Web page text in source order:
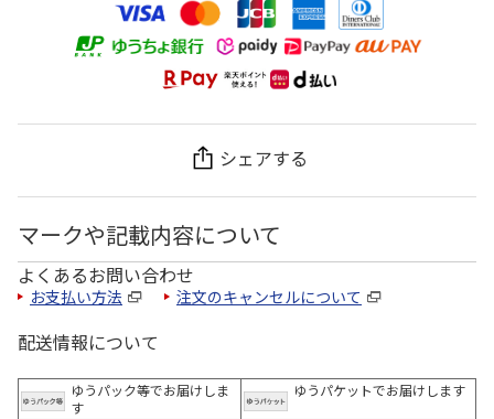
シェアする
マークや記載内容について
よくあるお問い合わせ
お支払い方法 注文のキャンセルについて
配送情報について
ゆうパック等でお届けしま
す
ゆうパケットでお届けします